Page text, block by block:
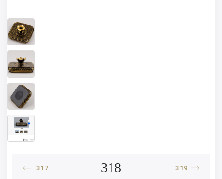
317 318 319